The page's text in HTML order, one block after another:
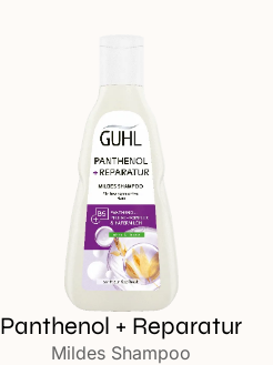
Panthenol + Reparatur
Mildes Shampoo